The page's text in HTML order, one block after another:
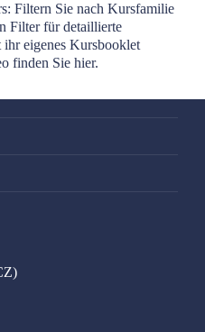
Filtern Sie nach Kursfamilie
Filter für detaillierte
ihr eigenes Kursbooklet
finden Sie hier.